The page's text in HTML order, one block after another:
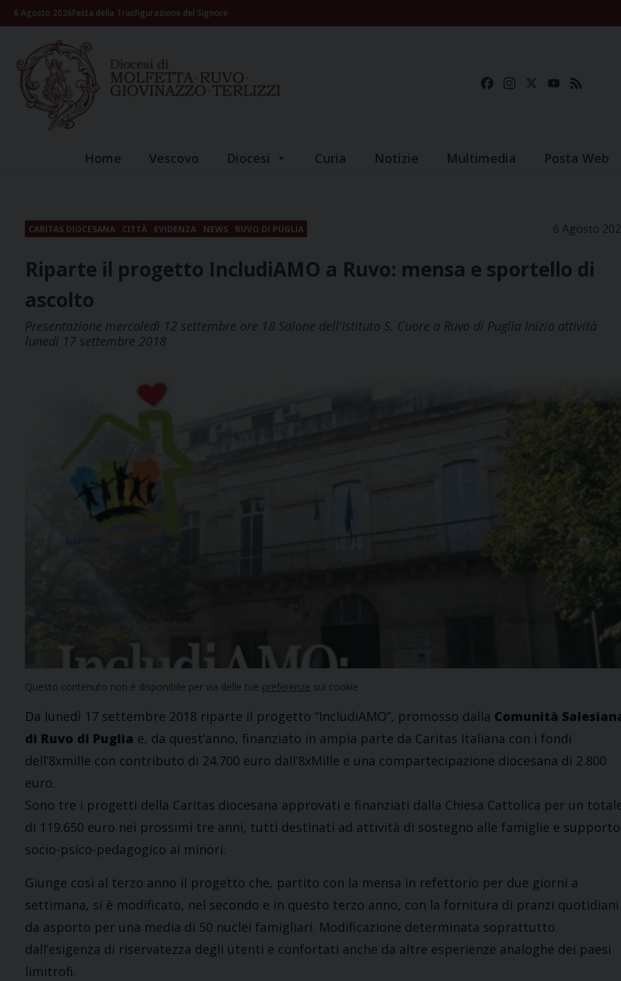
Skip6 Agosto 2026Festa della Trasfigurazione del Signore
FacebookInstagramYouTube
Home Vescovo Diocesi Curia Notizie Multimedia Posta Web
CARITAS DIOCESANA CITTÀ EVIDENZA NEWS RUVO DI PUGLIA 6 Agosto
Riparte il progetto IncludiAMO a Ruvo: mensa e sportello di
ascolto
Presentazione mercoledì 12 settembre ore 18 Salone dell'Istituto S. Cuore a Ruvo di Puglia Inizio attività
lunedì 17 settembre 2018
Questo contenuto non è disponibile per via delle tue preferenze sui cookie
Da lunedì 17 settembre 2018 riparte il progetto “IncludiAMO”, promosso dalla Comunità
di Ruvo di Puglia e, da quest’anno, finanziato in ampia parte da Caritas Italiana con i fondi
dell’8xmille con contributo di 24.700 euro dall’8xMille e una compartecipazione diocesana di 2.800
euro.
Sono tre i progetti della Caritas diocesana approvati e finanziati dalla Chiesa Cattolica per un
di 119.650 euro nei prossimi tre anni, tutti destinati ad attività di sostegno alle famiglie e supporto
socio-psico-pedagogico ai minori.
Giunge così al terzo anno il progetto che, partito con la mensa in refettorio per due giorni a
settimana, si è modificato, nel secondo e in questo terzo anno, con la fornitura di pranzi quotidiani
da asporto per una media di 50 nuclei famigliari. Modificazione determinata soprattutto
dall’esigenza di riservatezza degli utenti e confortati anche da altre esperienze analoghe dei paesi
limitrofi.